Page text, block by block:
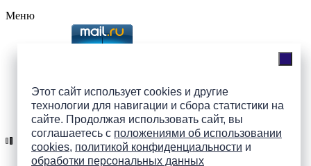
Этот сайт использует cookies и другие
технологии для навигации и сбора статистики на
сайте. Продолжая использовать сайт, вы
соглашаетесь с положениями об использовании
cookies, политикой конфиденциальности и
обработки персональных данных
Меню
Подпишись на группы
ПАИ в соцсетях!